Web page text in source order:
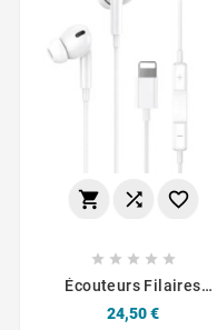
  
    
Écouteurs Filaires
SJ453 (Bluetooth) Blanc
Prix
24,50 €